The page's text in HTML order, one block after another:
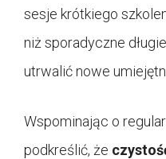
sesje krótkiego
niż sporadyczne
utrwalić nowe
Wspominając o
podkreślić, że